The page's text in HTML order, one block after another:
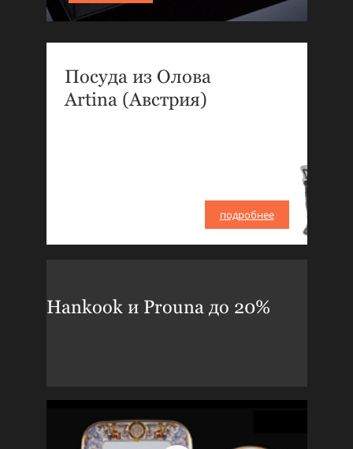
Посуда из Олова
Artina (Австрия)
подробнее
Hankook и Prouna до 20%